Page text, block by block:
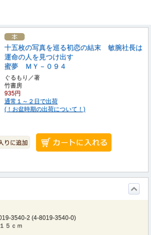
十五枚の写真を巡る初恋の結末 敏腕社長は
運命の人を見つけ出す
蜜夢 ＭＹ－０９４
ぐるもり／著
竹書房
935円
通常１～２日で出荷
(！お盆時期の出荷について！)
3540-2 (4-8019-3540-0)
５ｃｍ